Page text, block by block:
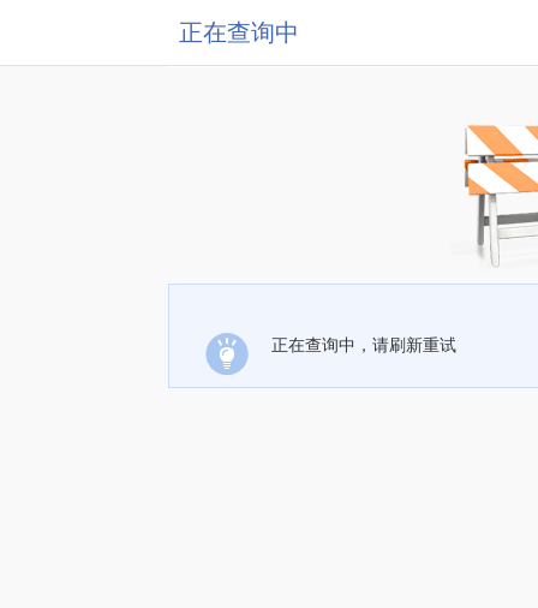
正在查询中
正在查询中，请刷新重试